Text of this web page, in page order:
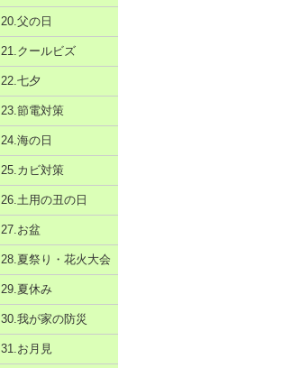
20.父の日
21.クールビズ
22.七夕
23.節電対策
24.海の日
25.カビ対策
26.土用の丑の日
27.お盆
28.夏祭り・花火大会
29.夏休み
30.我が家の防災
31.お月見